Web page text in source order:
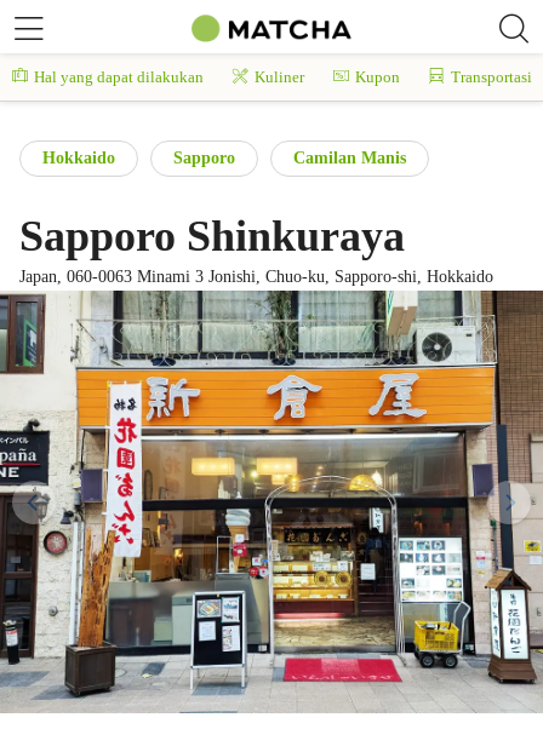
Hal yang dapat dilakukan Kuliner Kupon Transportasi
Hokkaido Sapporo Camilan Manis
Sapporo Shinkuraya
Japan, 060-0063 Minami 3 Jonishi, Chuo-ku, Sapporo-shi, Hokkaido